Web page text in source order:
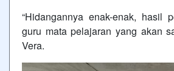
“Hidangannya enak-enak, hasil
guru mata pelajaran yang akan
Vera.